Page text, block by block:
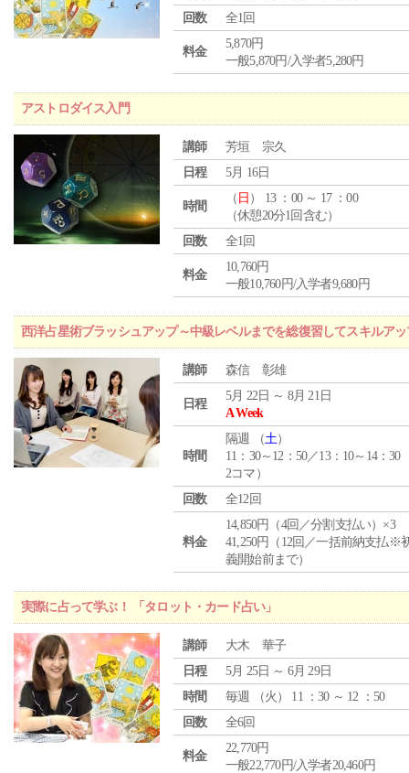
回数
全1回
料金
5,870円
一般5,870円/入学者5,280円
アストロダイス入門
講師
芳垣 宗久
日程
5月 16日
時間
（ 日 ） 13 ：00 ～ 17 ：00
（休憩20分1回含む）
回数
全1回
料金
10,760円
一般10,760円/入学者9,680円
西洋占星術ブラッシュアップ～中級レベルまでを総復習してスキルア
講師 森信 彰雄
日程
5月 22日 ～ 8月 21日
A Week
時間
隔週 （土）
11：30～12：50／13：10～14：30
2コマ）
回数
全12回
料金
14,850円（4回／分割支払い）×3
41,250円（12回／一括前納支払※
義開始前まで）
実際に占って学ぶ！ 「タロット・カード占い」
講師
大木 華子
日程
5月 25日 ～ 6月 29日
時間
毎週 （火 ） 11 ：30 ～ 12 ：50
回数
全6回
料金
22,770円
一般22,770円/入学者20,460円